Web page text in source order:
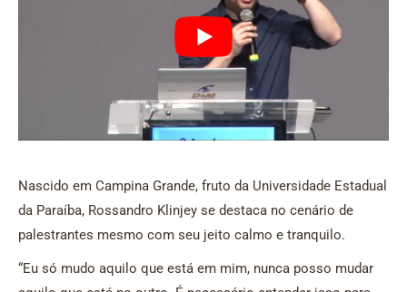
Nascido em Campina Grande, fruto da Universidade Estadual
da Paraíba, Rossandro Klinjey se destaca no cenário de
palestrantes mesmo com seu jeito calmo e tranquilo.
“Eu só mudo aquilo que está em mim, nunca posso mudar